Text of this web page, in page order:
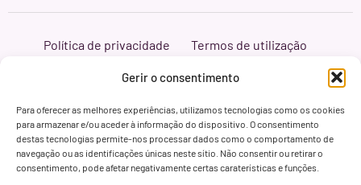
Gerir o consentimento
Para oferecer as melhores experiências, utilizamos tecnologias como os cookies
para armazenar e/ou aceder à informação do dispositivo. O consentimento
destas tecnologias permite-nos processar dados como o comportamento de
navegação ou as identificações únicas neste sítio. Não consentir ou retirar o
consentimento, pode afetar negativamente certas caraterísticas e funções.
Política de privacidade
Termos de utilização
Branding & Web ASH Proyectos Creativos